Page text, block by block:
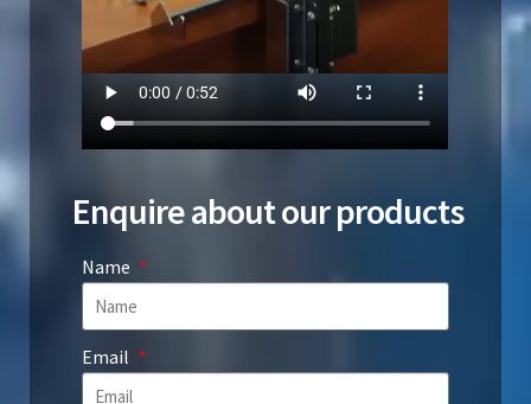
Enquire about our products
Name
Email